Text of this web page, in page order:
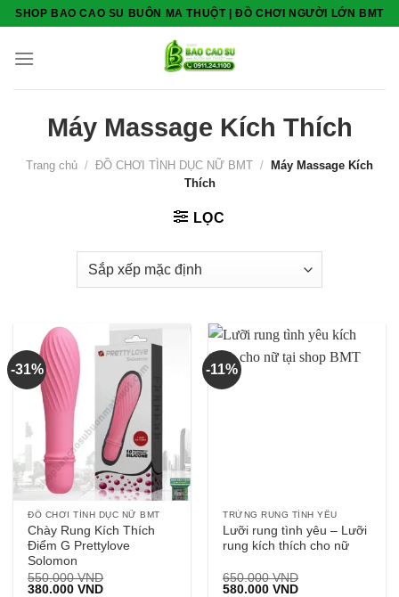
Skip
content
SHOP BAO CAO SU BUÔN MA THUỘT | ĐỒ CHƠI NGƯỜI LỚN BMT
Máy Massage Kích Thích
Trang chủ / ĐỒ CHƠI TÌNH DỤC NỮ BMT /
Máy Massage Kích
Thích
LỌC
-31%
ĐỒ CHƠI TÌNH DỤC NỮ BMT
Chày Rung Kích Thích
Điểm G Prettylove
Solomon
550.000VND
Giá
380.000VNDGiá
-11%
TRỨNG RUNG TÌNH YÊU
Lưỡi rung tình yêu – Lưỡi
rung kích thích cho nữ
650.000VND
Giá
580.000VNDGiá